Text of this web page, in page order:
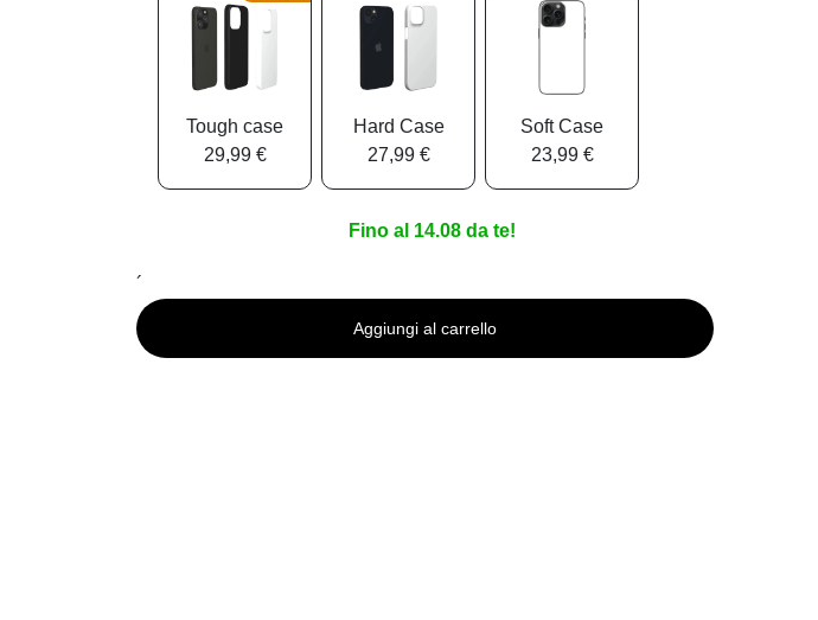
Tough case
29,99 €
Hard Case
27,99 €
Soft Case
23,99 €
Fino al 14.08 da te!
´
Aggiungi al carrello